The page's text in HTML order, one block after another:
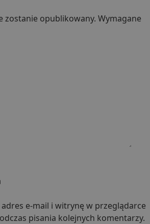
zostanie opublikowany. Wymagane
e-mail i witrynę w przeglądarce
pisania kolejnych komentarzy.